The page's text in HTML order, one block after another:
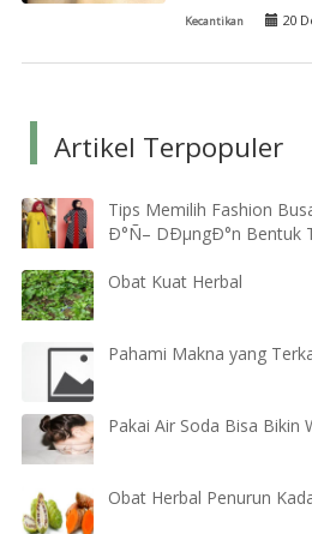
Kecantikan 20
Artikel Terpopuler
Tips Memilih Fashion
Ð°Ñ– DÐµngÐ°n Bentuk
Obat Kuat Herbal
Pahami Makna yang
Pakai Air Soda Bisa Bikin
Obat Herbal Penurun